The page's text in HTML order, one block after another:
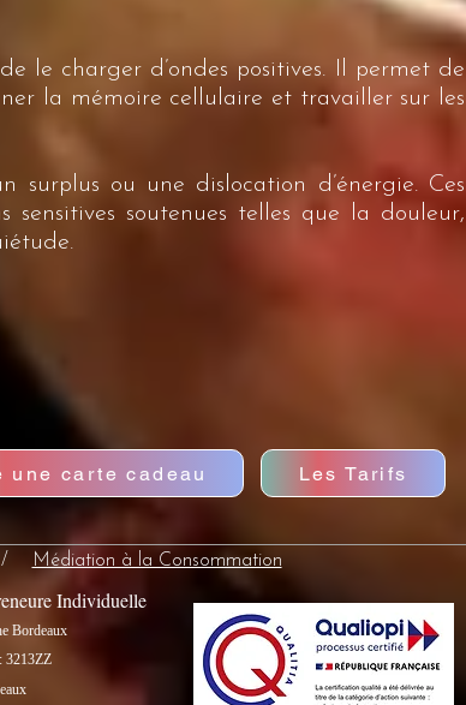
le charger d’ondes positives. Il permet de
la mémoire cellulaire et travailler sur les
ou une dislocation d’énergie. Ces
sensitives soutenues telles que la douleur,
une carte cadeau Les Tarifs
Individuelle
Bordeaux
3213ZZ
Médiation à la Consommation